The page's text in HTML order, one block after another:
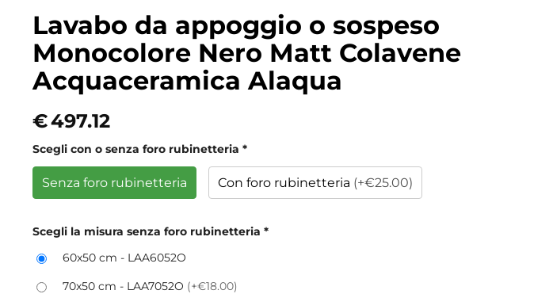
Lavabo da appoggio o sospeso
Monocolore Nero Matt Colavene
Acquaceramica Alaqua
€497.12
Scegli con o senza foro rubinetteria *
Senza foro rubinetteria Con foro rubinetteria (+€25.00)
Scegli la misura senza foro rubinetteria *
60x50 cm - LAA6052O
70x50 cm - LAA7052O (+€18.00)